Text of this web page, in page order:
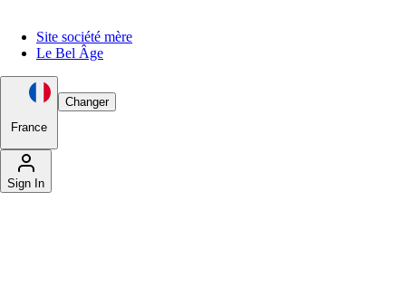
Site société mère
Le Bel Âge
France
Changer
Sign In